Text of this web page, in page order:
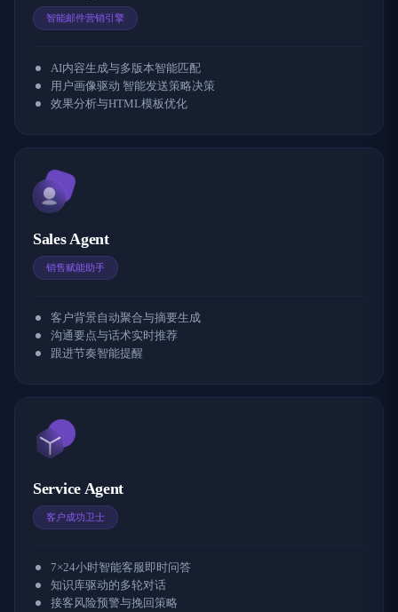
智能邮件营销引擎
AI内容生成与多版本智能匹配
用户画像驱动 智能发送策略决策
效果分析与HTML模板优化
Sales Agent
销售赋能助手
客户背景自动聚合与摘要生成
沟通要点与话术实时推荐
跟进节奏智能提醒
Service Agent
客户成功卫士
7×24小时智能客服即时问答
知识库驱动的多轮对话
接客风险预警与挽回策略